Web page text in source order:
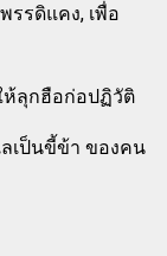
รรดิแคง, เพื่อ
ลุกฮือก่อปฏิวัติ
เป็นขี้ข้า ของคน